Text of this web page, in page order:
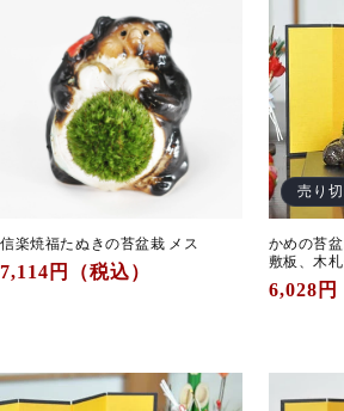
信楽焼福たぬきの苔盆栽 メス
通
7,114 円（税込）
売り
かめの苔
敷板、木札
通
格
6,028 円